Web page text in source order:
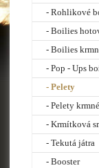
- Rohlikové
- Boilies
- Boilies
- Pop - Ups
- Pelety
- Pelety krmné
- Krmítková
- Tekutá játra
- Booster